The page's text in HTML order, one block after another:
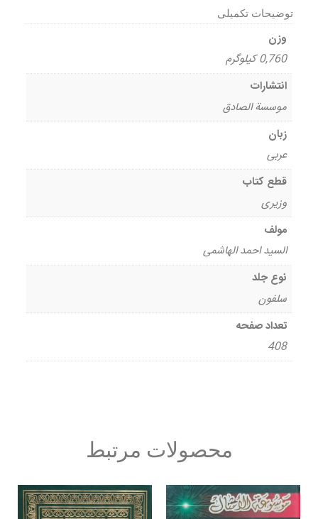
توضیحات تکمیلی
وزن
0,760 کیلوگرم
انتشارات
موسسة الصادق
زبان
عربی
قطع کتاب
وزیری
مولف
السید احمد الهاشمی
نوع جلد
سلفون
تعداد صفحه
408
محصولات مرتبط